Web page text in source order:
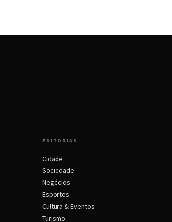
EDITORIAS
Cidade
Sociedade
Negócios
Esportes
Cultura & Eventos
Turismo